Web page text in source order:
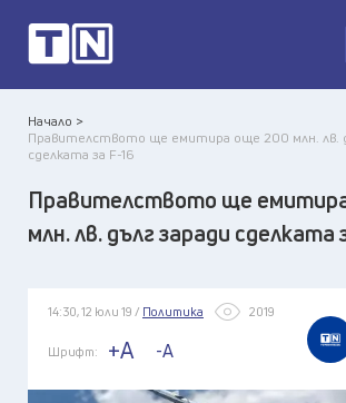
Начало >
Правителството ще емитира още 200 млн. лв.
сделката за F-16
Правителството ще
млн. лв. дълг заради сделката
14:30, 12 юли 19 / Политика 2019
Шрифт: +A -A